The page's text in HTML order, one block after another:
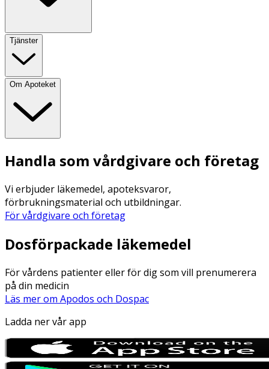
Tjänster
Om Apoteket
Handla som vårdgivare och företag
Vi erbjuder läkemedel, apoteksvaror,
förbrukningsmaterial och utbildningar.
För vårdgivare och företag
Dosförpackade läkemedel
För vårdens patienter eller för dig som vill prenumerera
på din medicin
Läs mer om Apodos och Dospac
Ladda ner vår app